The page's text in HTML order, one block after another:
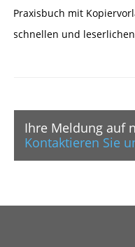
Praxisbuch mit
schnellen und
Ihre Meldung auf
Kontaktieren Sie